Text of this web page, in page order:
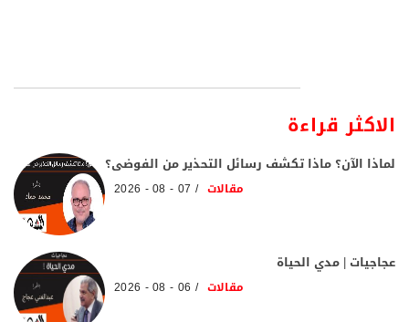
الاكثر قراءة
لماذا الآن؟ ماذا تكشف رسائل التحذير من الفوضى؟
مقالات 07 - 08 - 2026
عجاجيات | مدي الحياة
مقالات 06 - 08 - 2026